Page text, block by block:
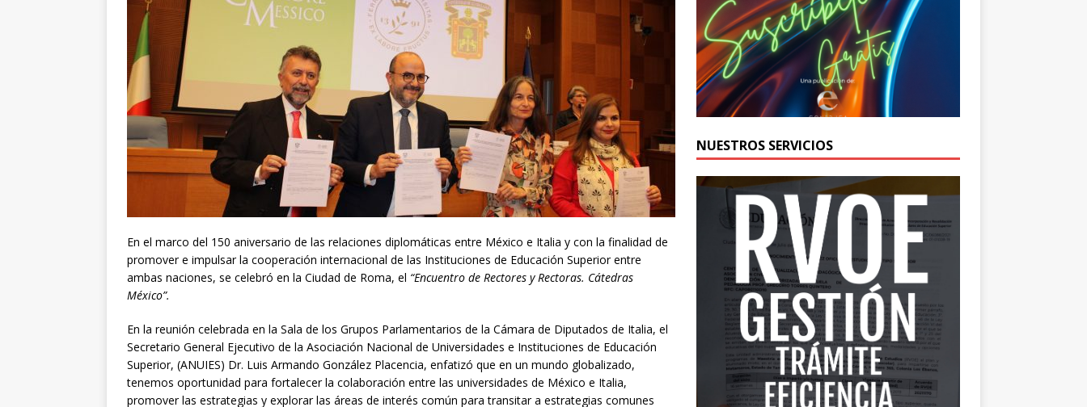
En el marco del 150 aniversario de las relaciones diplomáticas entre México e Italia y con la finalidad de
promover e impulsar la cooperación internacional de las Instituciones de Educación Superior entre
ambas naciones, se celebró en la Ciudad de Roma, el “Encuentro de Rectores y Rectoras. Cátedras
México”.
En la reunión celebrada en la Sala de los Grupos Parlamentarios de la Cámara de Diputados de Italia, el
Secretario General Ejecutivo de la Asociación Nacional de Universidades e Instituciones de Educación
Superior, (ANUIES) Dr. Luis Armando González Placencia, enfatizó que en un mundo globalizado,
tenemos oportunidad para fortalecer la colaboración entre las universidades de México e Italia,
promover las estrategias y explorar las áreas de interés común para transitar a estrategias comunes
NUESTROS SERVICIOS